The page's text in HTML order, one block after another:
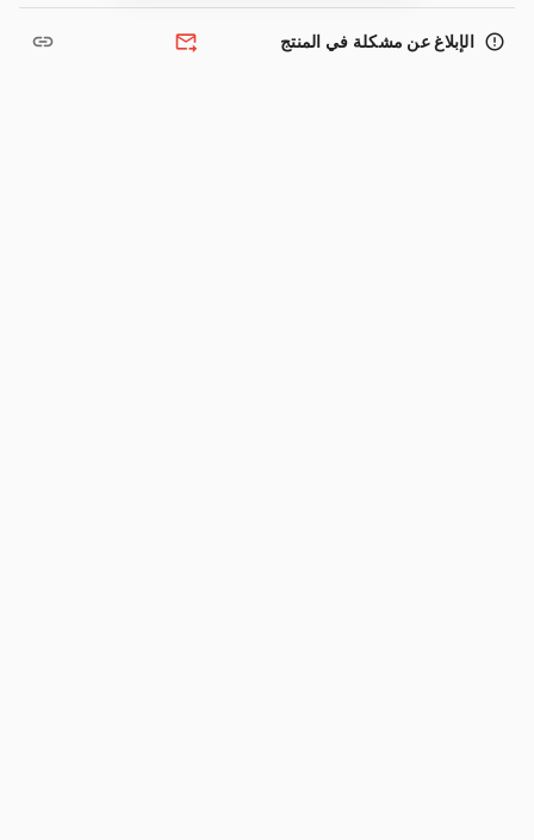
error_outline الإبلاغ عن مشكلة في المنتج forward_to_inbox
link